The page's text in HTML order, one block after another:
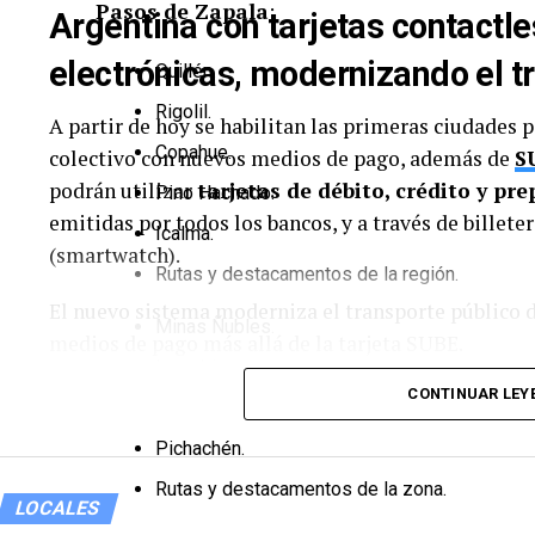
Pasos de Zapala:
Quillén.
Rigolil.
Copahue.
Pino Hachado.
Icalma.
Rutas y destacamentos de la región.
Pichachén.
Rutas y destacamentos de la zona.
Argentina con tarjetas
electrónicas, modernizando el
A partir de hoy se habilitan las primeras ciudades
colectivo con nuevos medios de pago, además de
podrán utilizartarjetas de débito, crédito y
emitidas por todos los bancos, y a través de
(smartwatch).
El nuevo sistema moderniza el transporte público
El importante avance anunciado por el vocero
Secretaría de Transporte del Ministerio de
República Argentina y Banco Nación, a
CONTINUAR
LOCALES